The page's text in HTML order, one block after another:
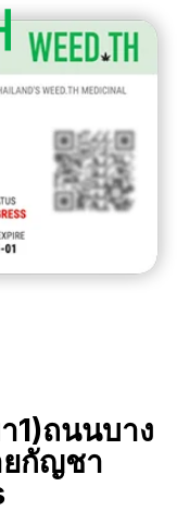
1)ถนนบาง
ยกัญชา